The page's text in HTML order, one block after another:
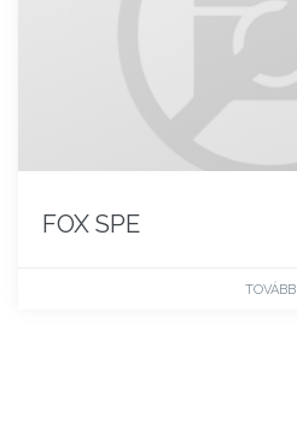
FOX SPE
TOVÁBB